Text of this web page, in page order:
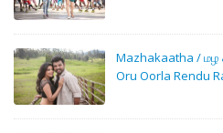
Mazhakaatha / மழ
Oru Oorla Rendu